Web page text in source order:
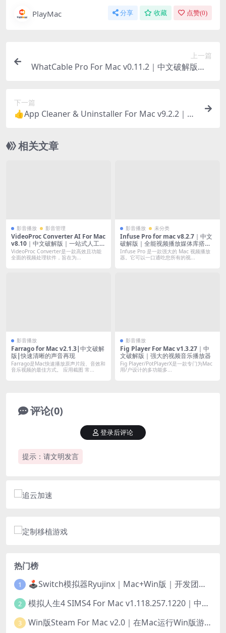
PlayMac 分享 收藏 点赞(0)
上一篇
WhatCable Pro For Mac v0.11.2｜中文破解版｜U
下一篇
👍App Cleaner & Uninstaller For Mac v9.2.2｜中
相关文章
影音播放 影音管理
VideoProc Converter AI For Mac
v8.10｜中文破解版｜一站式人工智
能视频增强器和转换器
VideoProc Converter是一款高效且功能
全面的视频处理软件，旨在为...
影音播放 未分类
Infuse Pro for mac v8.2.7｜中文
破解版｜全能视频播放媒体库搭建
管理
Infuse Pro 是一款强大的 Mac 视频播放
器。它可以一口通吃您所有的视...
影音播放
Farrago for Mac v2.1.3|中文破解
版|快速清晰的声音再现
Farrago是Mac快速播放原声片段、音效和
音乐视频的最佳方式。 应用截图 常...
影音播放
Fig Player For Mac v1.3.27｜中
文破解版｜强大的视频音乐播放器
Fig Player/PotPlayerX是一款专门为Mac
用/户设计的多功能多...
评论(0)
提示：请文明发言
登录后评论
热门榜
1 🕹️Switch模拟器Ryujinx｜Mac+Win版｜开发团队已解散此乃最后的绝唱版本
2 模拟人生4 SIMS4 For Mac v1.118.257.1220｜中文原生版｜无限金币｜全100DLC
3 Win版Steam For Mac v2.0｜在Mac运行Win版游戏！｜升级GPTK4.0支持！